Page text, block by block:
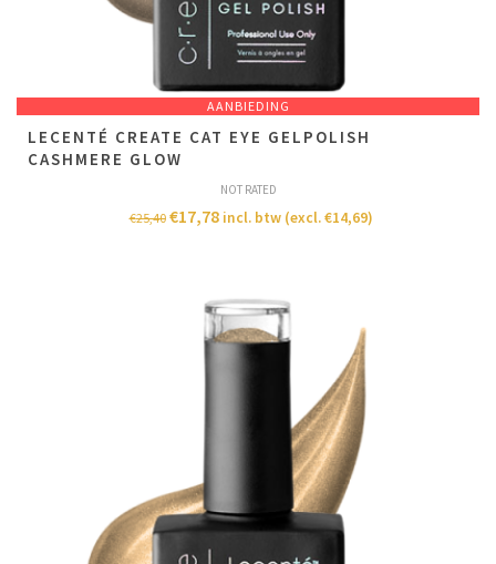
AANBIEDING
LECENTÉ CREATE CAT EYE GELPOLISH
CASHMERE GLOW
NOT RATED
€25,40 €17,78 incl. btw (excl.€14,69)